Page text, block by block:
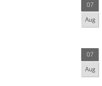
07
Aug
07
Aug